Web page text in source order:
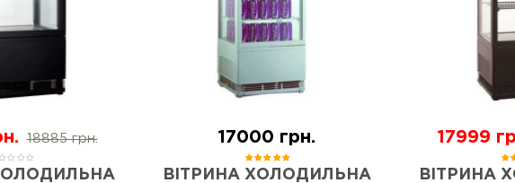
18885 грн. 17000 грн.
ВІТРИНА ХОЛОДИЛЬНА
17999
ВІТРИНА